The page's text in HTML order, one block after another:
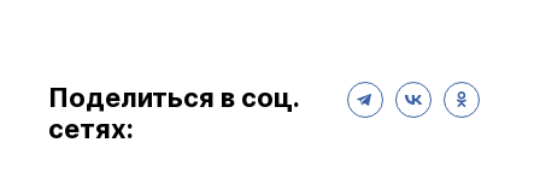
Поделиться в соц.
сетях: